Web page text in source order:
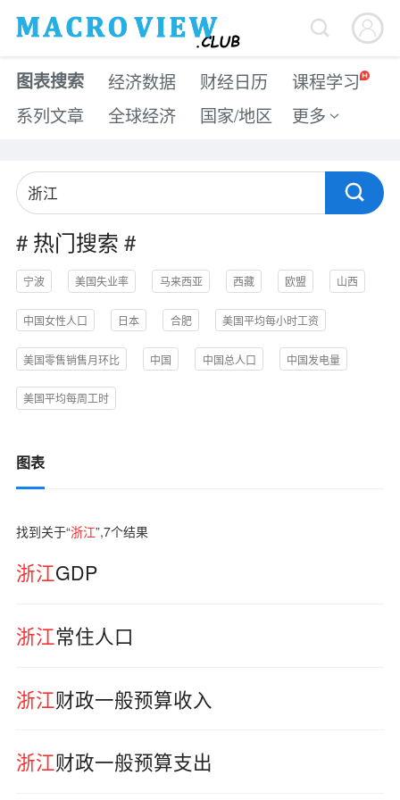


图表搜索 经济数据 财经日历
课程学习
系列文章
全球经济 国家/地区 更多 

# 热门搜索 #
宁波 美国失业率 马来西亚 西藏 欧盟 山西
中国女性人口 日本 合肥 美国平均每小时工资
美国零售销售月环比 中国 中国总人口 中国发电量
美国平均每周工时
图表
找到关于“浙江”,7个结果
浙江GDP
浙江常住人口
浙江财政一般预算收入
浙江财政一般预算支出